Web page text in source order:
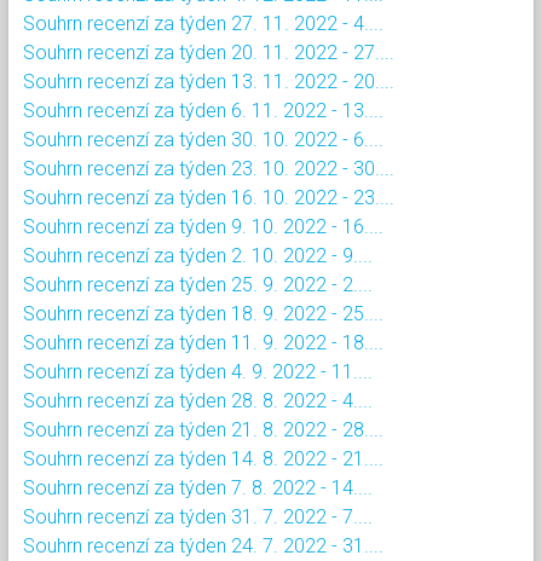
Souhrn recenzí za týden 27. 11. 2022 - 4....
Souhrn recenzí za týden 20. 11. 2022 - 27....
Souhrn recenzí za týden 13. 11. 2022 - 20....
Souhrn recenzí za týden 6. 11. 2022 - 13....
Souhrn recenzí za týden 30. 10. 2022 - 6....
Souhrn recenzí za týden 23. 10. 2022 - 30....
Souhrn recenzí za týden 16. 10. 2022 - 23....
Souhrn recenzí za týden 9. 10. 2022 - 16....
Souhrn recenzí za týden 2. 10. 2022 - 9....
Souhrn recenzí za týden 25. 9. 2022 - 2....
Souhrn recenzí za týden 18. 9. 2022 - 25....
Souhrn recenzí za týden 11. 9. 2022 - 18....
Souhrn recenzí za týden 4. 9. 2022 - 11....
Souhrn recenzí za týden 28. 8. 2022 - 4....
Souhrn recenzí za týden 21. 8. 2022 - 28....
Souhrn recenzí za týden 14. 8. 2022 - 21....
Souhrn recenzí za týden 7. 8. 2022 - 14....
Souhrn recenzí za týden 31. 7. 2022 - 7....
Souhrn recenzí za týden 24. 7. 2022 - 31....